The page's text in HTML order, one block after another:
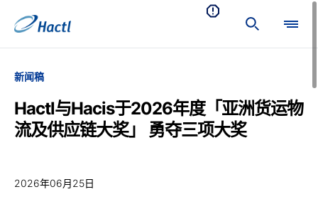
新闻稿
Hactl与Hacis于2026年度「亚洲货运物
流及供应链大奖」 勇夺三项大奖
2026年06月25日